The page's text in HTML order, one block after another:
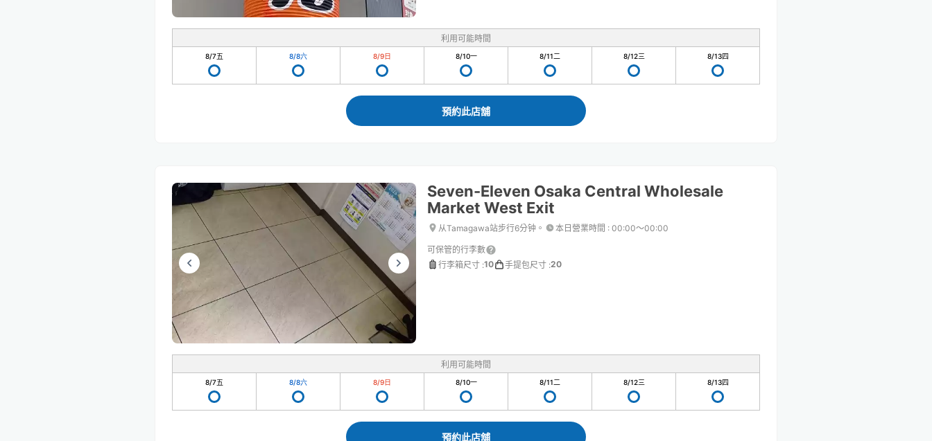
利用可能時間
8/7五 8/8六 8/9日 8/10一 8/11二 8/12三 8/13四
預約此店舖
Seven-Eleven Osaka Central Wholesale
Market West Exit
从Tamagawa站步行6分钟。 本日營業時間 : 00:00〜00:00
可保管的行李數
行李箱尺寸 :10 手提包尺寸 :20
利用可能時間
8/7五 8/8六 8/9日 8/10一 8/11二 8/12三 8/13四
預約此店舖